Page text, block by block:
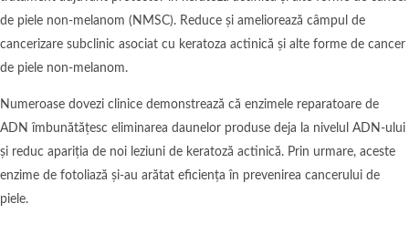
de piele non-melanom (NMSC). Reduce și ameliorează câmpul de
cancerizare subclinic asociat cu keratoza actinică și alte forme de cancer
de piele non-melanom.
Numeroase dovezi clinice demonstrează că enzimele reparatoare de
ADN îmbunătățesc eliminarea daunelor produse deja la nivelul ADN-ului
și reduc apariția de noi leziuni de keratoză actinică. Prin urmare, aceste
enzime de fotoliază și-au arătat eficiența în prevenirea cancerului de
piele.